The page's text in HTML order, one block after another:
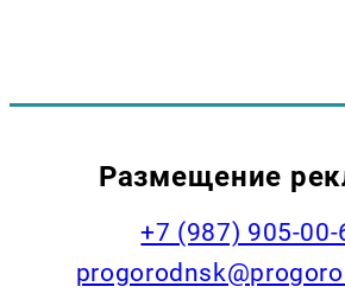
Размещение
+7 (987) 905-00-